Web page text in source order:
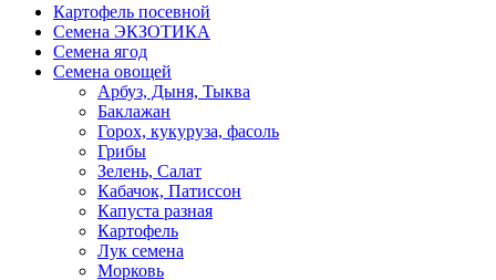
Картофель посевной
Семена ЭКЗОТИКА
Семена ягод
Семена овощей
Арбуз, Дыня, Тыква
Баклажан
Горох, кукуруза, фасоль
Грибы
Зелень, Салат
Кабачок, Патиссон
Капуста разная
Картофель
Лук семена
Морковь